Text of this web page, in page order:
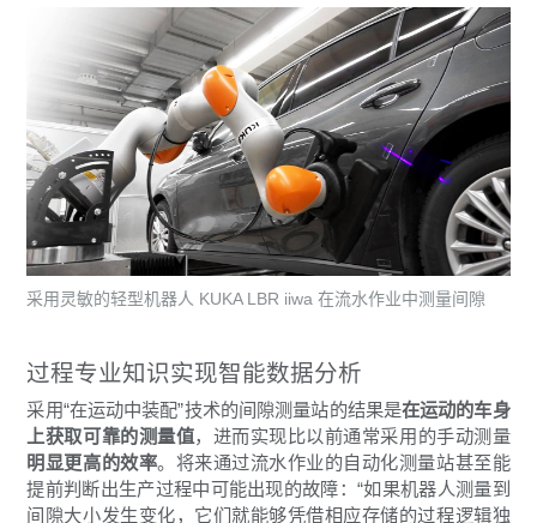
采用灵敏的轻型机器人 KUKA LBR iiwa 在流水作业中测量间隙
过程专业知识实现智能数据分析
采用“在运动中装配”技术的间隙测量站的结果是在运动的车身
上获取可靠的测量值，进而实现比以前通常采用的手动测量
明显更高的效率。将来通过流水作业的自动化测量站甚至能
提前判断出生产过程中可能出现的故障：“如果机器人测量到
间隙大小发生变化，它们就能够凭借相应存储的过程逻辑独